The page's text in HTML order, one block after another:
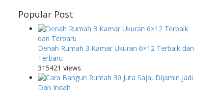
Popular Post
Denah Rumah 3 Kamar Ukuran 6×12 Terbaik dan
Terbaru
315421 views